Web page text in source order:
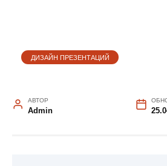
ДИЗАЙН ПРЕЗЕНТАЦИЙ
АВТОР
Admin